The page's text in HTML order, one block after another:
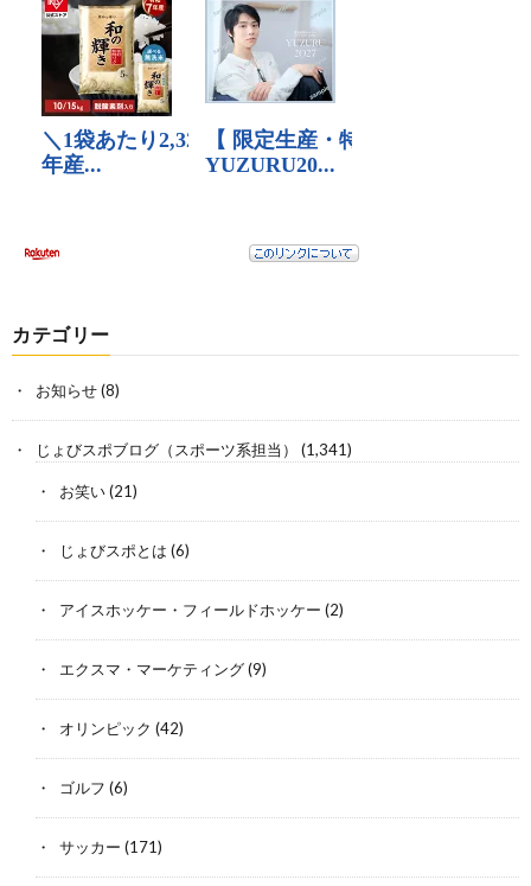
カテゴリー
お知らせ(8)
じょびスポブログ（スポーツ系担当） (1,341)
お笑い(21)
じょびスポとは (6)
アイスホッケー・フィールドホッケー (2)
エクスマ・マーケティング(9)
オリンピック (42)
ゴルフ (6)
サッカー (171)